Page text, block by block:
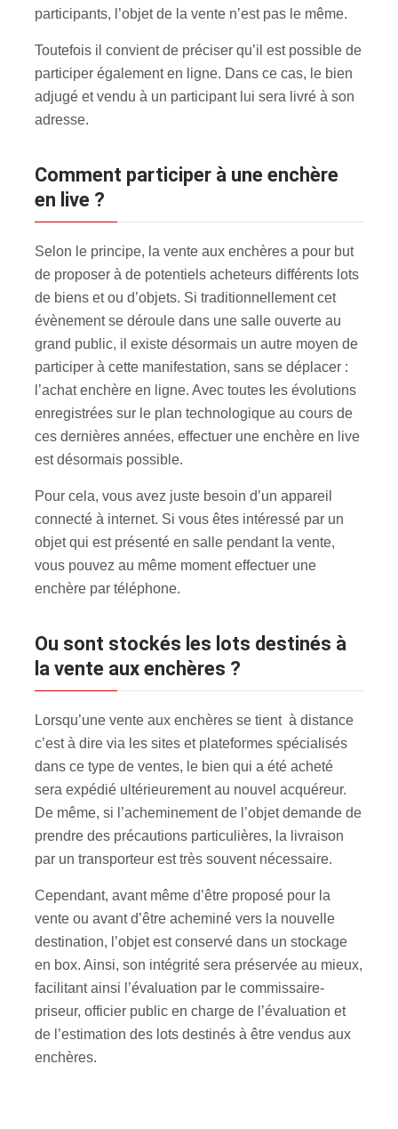
participants, l’objet de la vente n’est pas le même.
Toutefois il convient de préciser qu’il est possible de
participer également en ligne. Dans ce cas, le bien
adjugé et vendu à un participant lui sera livré à son
adresse.
Comment participer à une enchère
en live ?
Selon le principe, la vente aux enchères a pour but
de proposer à de potentiels acheteurs différents lots
de biens et ou d’objets. Si traditionnellement cet
évènement se déroule dans une salle ouverte au
grand public, il existe désormais un autre moyen de
participer à cette manifestation, sans se déplacer :
l’achat enchère en ligne. Avec toutes les évolutions
enregistrées sur le plan technologique au cours de
ces dernières années, effectuer une enchère en live
est désormais possible.
Pour cela, vous avez juste besoin d’un appareil
connecté à internet. Si vous êtes intéressé par un
objet qui est présenté en salle pendant la vente,
vous pouvez au même moment effectuer une
enchère par téléphone.
Ou sont stockés les lots destinés à
la vente aux enchères ?
Lorsqu’une vente aux enchères se tient à distance
c’est à dire via les sites et plateformes spécialisés
dans ce type de ventes, le bien qui a été acheté
sera expédié ultérieurement au nouvel acquéreur.
De même, si l’acheminement de l’objet demande de
prendre des précautions particulières, la livraison
par un transporteur est très souvent nécessaire.
Cependant, avant même d’être proposé pour la
vente ou avant d’être acheminé vers la nouvelle
destination, l’objet est conservé dans un stockage
en box. Ainsi, son intégrité sera préservée au mieux,
facilitant ainsi l’évaluation par le commissaire-
priseur, officier public en charge de l’évaluation et
de l’estimation des lots destinés à être vendus aux
enchères.